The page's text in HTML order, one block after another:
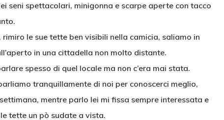
seni spettacolari, minigonna e scarpe aperte con tacco
le sue tette ben visibili nella camicia, saliamo in
in una cittadella non molto distante.
spesso di quel locale ma non c’era mai stata.
tranquillamente di noi per conoscerci meglio,
mentre parlo lei mi fissa sempre interessata e
tette un pò sudate a vista.